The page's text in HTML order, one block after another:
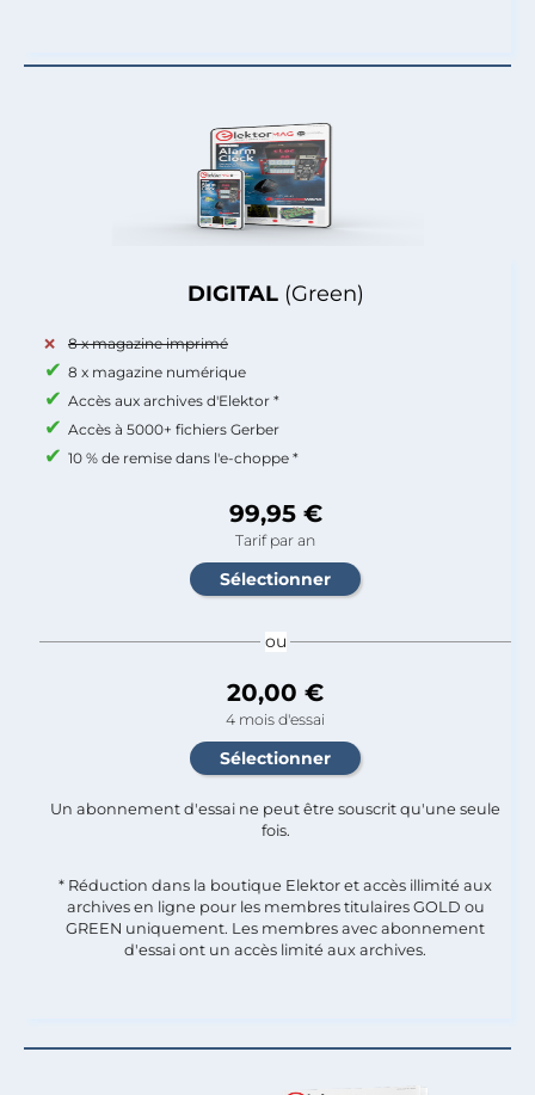
DIGITAL (Green)
8 x magazine imprimé
8 x magazine numérique
Accès aux archives d'Elektor *
Accès à 5000+ fichiers Gerber
10 % de remise dans l'e-choppe *
99,95 €
Tarif par an
ou
20,00 €
4 mois d'essai
Un abonnement d'essai ne peut être souscrit qu'une seule
fois.​
* Réduction dans la boutique Elektor et accès illimité aux
archives en ligne pour les membres titulaires GOLD ou
GREEN uniquement. Les membres avec abonnement
d'essai ont un accès limité aux archives.